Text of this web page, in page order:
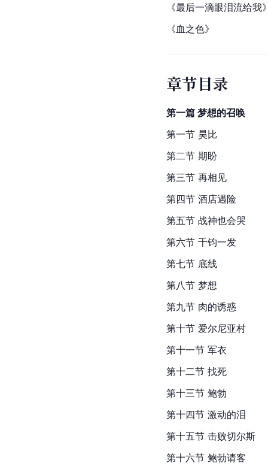
《最后一滴眼泪流给我
《血之色》
章节目录
第一篇 梦想的召唤
第一节 昊比
第二节 期盼
第三节 再相见
第四节 酒店遇险
第五节 战神也会哭
第六节 千钧一发
第七节 底线
第八节 梦想
第九节 肉的诱惑
第十节 爱尔尼亚村
第十一节 军衣
第十二节 找死
第十三节 鲍勃
第十四节 激动的泪
第十五节 击败切尔斯
第十六节 鲍勃请客